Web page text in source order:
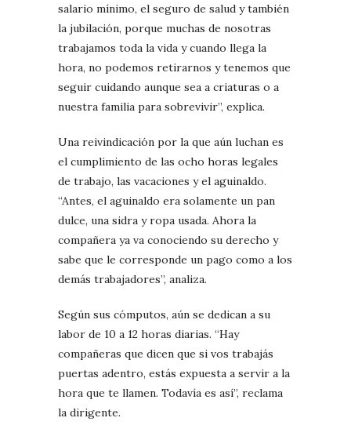
salario mínimo, el seguro de salud y también
la jubilación, porque muchas de nosotras
trabajamos toda la vida y cuando llega la
hora, no podemos retirarnos y tenemos que
seguir cuidando aunque sea a criaturas o a
nuestra familia para sobrevivir”, explica.
Una reivindicación por la que aún luchan es
el cumplimiento de las ocho horas legales
de trabajo, las vacaciones y el aguinaldo.
“Antes, el aguinaldo era solamente un pan
dulce, una sidra y ropa usada. Ahora la
compañera ya va conociendo su derecho y
sabe que le corresponde un pago como a los
demás trabajadores”, analiza.
Según sus cómputos, aún se dedican a su
labor de 10 a 12 horas diarias. “Hay
compañeras que dicen que si vos trabajás
puertas adentro, estás expuesta a servir a la
hora que te llamen. Todavía es así”, reclama
la dirigente.